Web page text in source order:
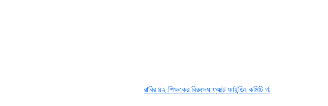
রাবির ৪২ শিক্ষকের বিরুদ্ধে ফ্যাক্ট ফাইন্ডিং কমিটি গঠননওগাঁয় এআই ক্যামেরার